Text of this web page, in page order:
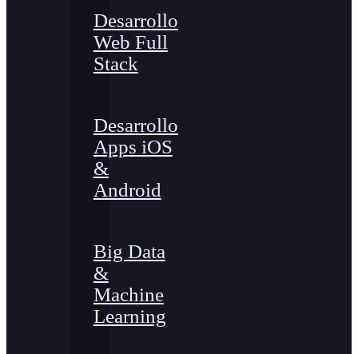
Desarrollo
Web Full
Stack
Desarrollo
Apps iOS
&
Android
Big Data
&
Machine
Learning